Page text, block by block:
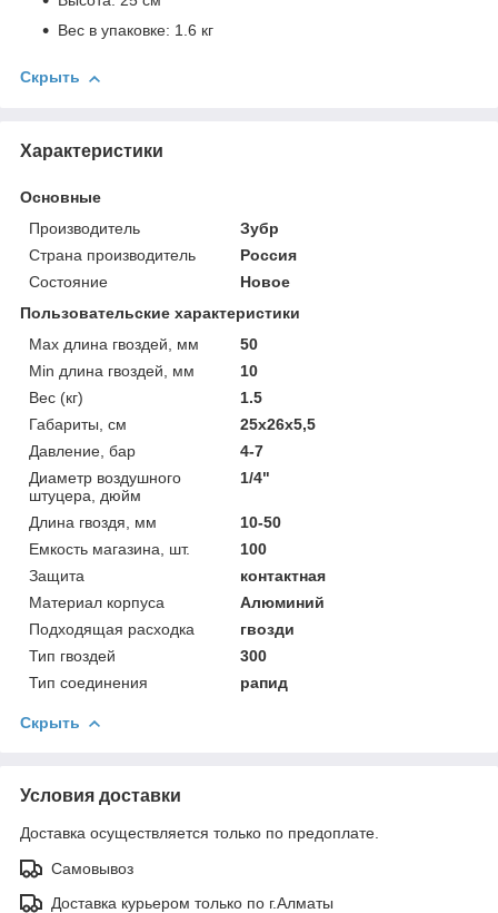
Вес в упаковке: 1.6 кг
Скрыть
Характеристики
Основные
Производитель
Зубр
Страна производитель
Россия
Состояние
Новое
Пользовательские характеристики
Max длина гвоздей, мм
50
Min длина гвоздей, мм
10
Вес (кг)
1.5
Габариты, см
25x26x5,5
Давление, бар
4-7
Диаметр воздушного
штуцера, дюйм
1/4"
Длина гвоздя, мм
10-50
Емкость магазина, шт.
100
Защита
контактная
Материал корпуса
Алюминий
Подходящая расходка
гвозди
Тип гвоздей
300
Тип соединения
рапид
Скрыть
Условия доставки
Доставка осуществляется только по предоплате.
Самовывоз
Доставка курьером только по г.Алматы